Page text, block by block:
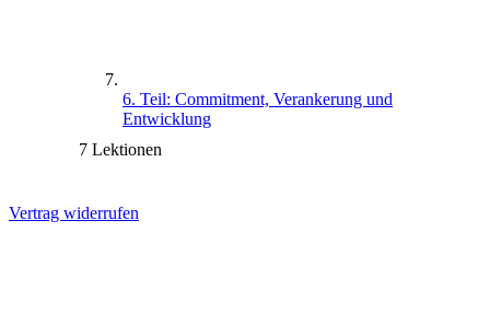
6. Teil: Commitment, Verankerung und
Entwicklung
7 Lektionen
Vertrag widerrufen